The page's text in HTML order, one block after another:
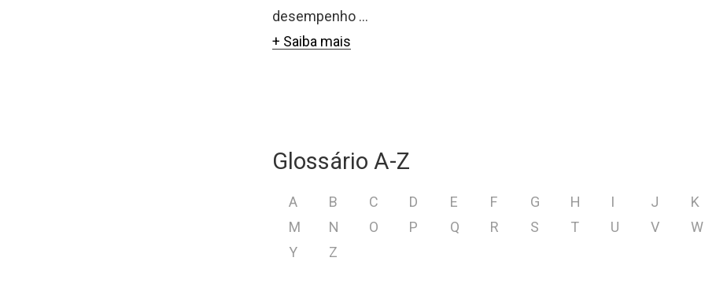
desempenho ...
+ Saiba mais
Glossário A-Z
A B C D E F G H I J
K
M
N O P Q R S T U V
W
Y
Z